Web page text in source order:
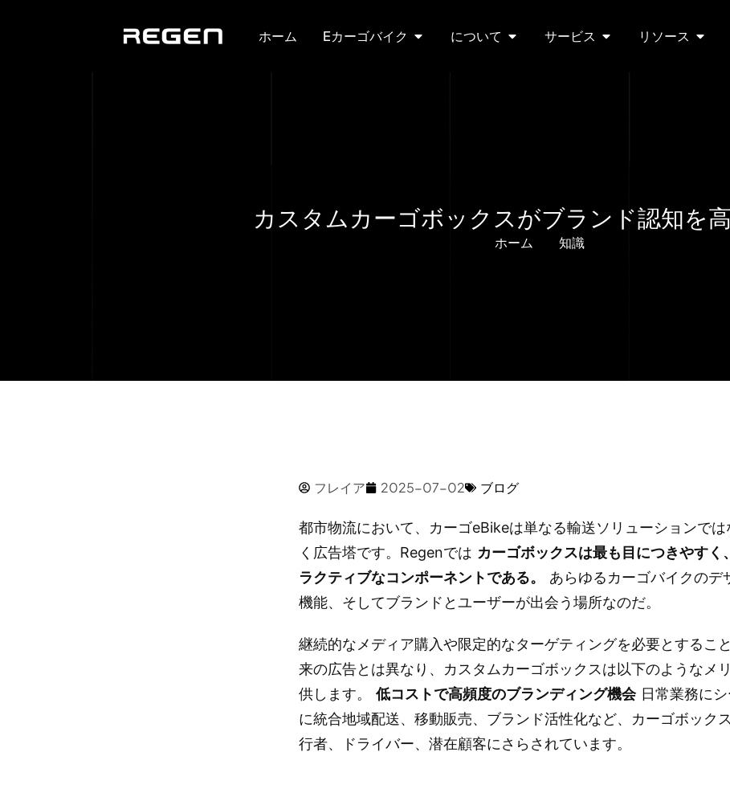
ホーム Eカーゴバイク について サービス リソース
カスタムカーゴボックスがブランド認知を
ホーム 知識
フレイア 2025-07-02 ブログ
都市物流において、カーゴeBikeは単なる輸送ソリューションでは
く広告塔です。Regenでは カーゴボックスは最も目につきやすく
ラクティブなコンポーネントである。
あらゆるカーゴバイクのデ
機能、そしてブランドとユーザーが出会う場所なのだ。
継続的なメディア購入や限定的なターゲティングを必要とするこ
来の広告とは異なり、カスタムカーゴボックスは以下のようなメ
供します。低コストで高頻度のブランディング機会日常業務にシ
に統合地域配送、移動販売、ブランド活性化など、カーゴボック
行者、ドライバー、潜在顧客にさらされています。